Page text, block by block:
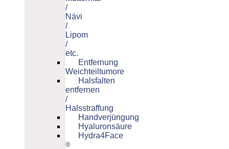
/
Nävi
/
Lipom
/
etc.
Entfernung
Weichteiltumore
Halsfalten
entfernen
/
Halsstraffung
Handverjüngung
Hyaluronsäure
Hydra4Face
®